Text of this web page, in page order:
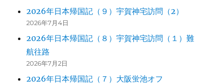
2026年日本帰国記（９）宇賀神宅訪問（2）
2026年7月4日
2026年日本帰国記（８）宇賀神宅訪問（１）難
航往路
2026年7月2日
2026年日本帰国記（７）大阪蛍池オフ